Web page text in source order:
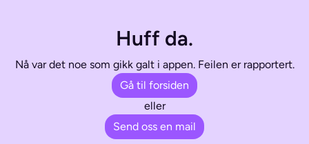
Huff da.
Nå var det noe som gikk galt i appen. Feilen er rapportert.
Gå til forsiden
eller
Send oss en mail